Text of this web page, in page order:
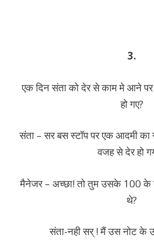
3.
एक दिन संता को देर से काम मे आने पर
हो गए?
संता – सर बस स्टॉप पर एक आदमी का
वजह से देर हो
मैनेजर – अच्छा! तो तुम उसके 100 के
थे?
संता-नही सर् ! मैं उस नोट के